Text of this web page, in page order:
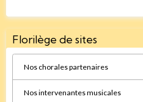
Florilège de sites
Nos chorales partenaires
Nos intervenantes musicales